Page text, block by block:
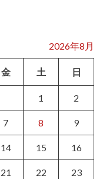
2026年8月
金 土 日
1 2
7 8 9
14 15 16
21 22 23